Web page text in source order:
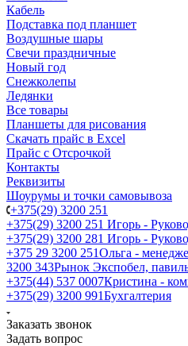
Кабель
Подставка под планшет
Воздушные шары
Свечи праздничные
Новый год
Снежколепы
Ледянки
Все товары
Планшеты для рисования
Скачать прайс в Excel
Прайс с Отсрочкой
Контакты
Реквизиты
Шоурумы и точки самовывоза
+375(29) 3200 251
+375(29) 3200 251 Игорь -
+375(29) 3200 281 Игорь -
+З75 29 3200 251Ольга -
3200 343Рынок Экспобел,
+375(44) 537 0007Кристина -
+375(29) 3200 991Бухгалтерия
Заказать звонок
Задать вопрос